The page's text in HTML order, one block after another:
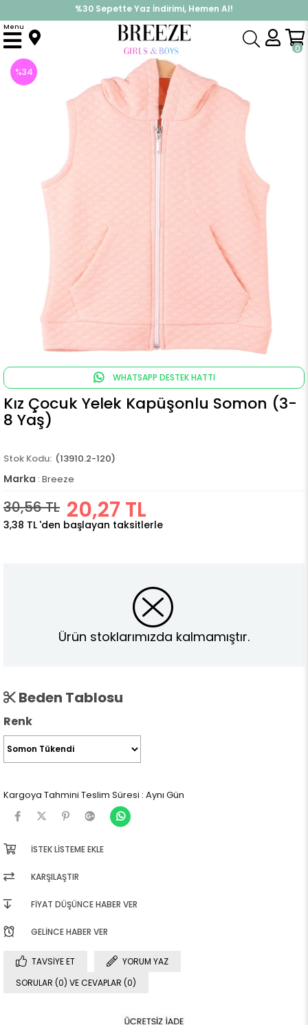
%30 Sepette Yaz İndirimi, Hemen Al!
İndirimlere ek %10 İndirimi Kap, Hemen Üye Ol!
0
Menu
Anasayfa Üst Giyim Yelek
%34
WHATSAPP DESTEK HATTI
Kız Çocuk Yelek Kapüşonlu Somon (3-
8 Yaş)
(13910.2-120)
Marka : Breeze
30,56 TL 20,27 TL
3,38 TL 'den başlayan taksitlerle
Ürün stoklarımızda kalmamıştır.
Beden Tablosu
Renk
Kargoya Tahmini Teslim Süresi : Aynı Gün
İSTEK LISTEME EKLE
KARŞILAŞTIR
FIYAT DÜŞÜNCE HABER VER
GELINCE HABER VER
TAVSIYE ET
YORUM YAZ
SORULAR (0) VE CEVAPLAR (0)